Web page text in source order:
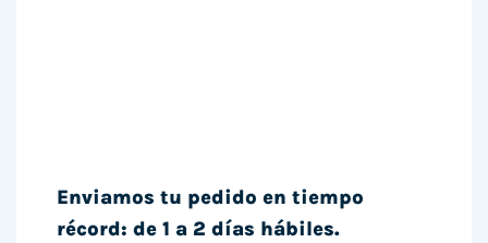
Enviamos tu pedido en tiempo
récord: de 1 a 2 días hábiles.